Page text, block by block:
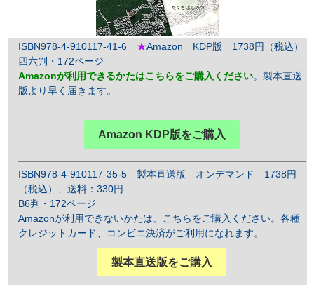
ISBN978-4-910117-41-6 ★Amazon KDP版 1738円（税込）
四六判・172ページ
Amazonが利用できるかたはこちらをご購入ください。製本直送
版より早く届きます。
Amazon KDP版をご購入
ISBN978-4-910117-35-5 製本直送版 オンデマンド 1738円
（税込）、送料：330円
B6判・172ページ
Amazonが利用できないかたは、こちらをご購入ください。各種
クレジットカード、コンビニ決済がご利用になれます。
製本直送版をご購入